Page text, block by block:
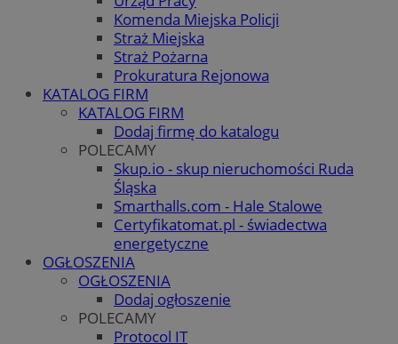
Komenda Miejska Policji
Straż Miejska
Straż Pożarna
Prokuratura Rejonowa
KATALOG FIRM
KATALOG FIRM
Dodaj firmę do katalogu
POLECAMY
Skup.io - skup nieruchomości Ruda
Śląska
Smarthalls.com - Hale Stalowe
Certyfikatomat.pl - świadectwa
energetyczne
OGŁOSZENIA
OGŁOSZENIA
Dodaj ogłoszenie
POLECAMY
Protocol IT